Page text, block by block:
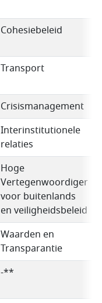
Cohesiebeleid
Transport
Crisismanagement
Interinstitutionele
relaties
Hoge
Vertegenwoordiger
voor buitenlands
en veiligheidsbeleid
Waarden en
Transparantie
-**